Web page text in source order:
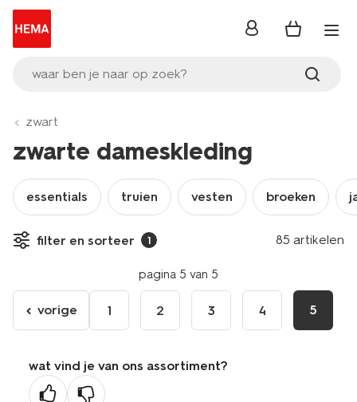
waar ben je naar op zoek?
inloggen
zwart
zwarte dameskleding
essentials truien vesten broeken
filter en sorteer 1 85 artikelen
pagina 5 van 5
ga
naar
vorige
pagina
vorige 1 2 3 4 5
wat vind je van ons assortiment?